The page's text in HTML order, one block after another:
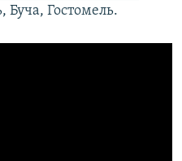
Буча, Гостомель.